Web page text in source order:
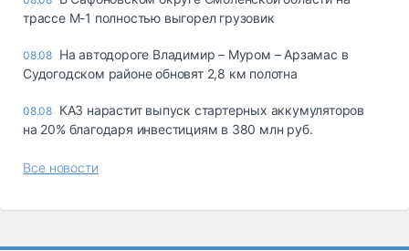
трассе М-1 полностью выгорел грузовик
08.08 На автодороге Владимир – Муром – Арзамас в
Судогодском районе обновят 2,8 км полотна
08.08 КАЗ нарастит выпуск стартерных аккумуляторов
на 20% благодаря инвестициям в 380 млн руб.
Все новости